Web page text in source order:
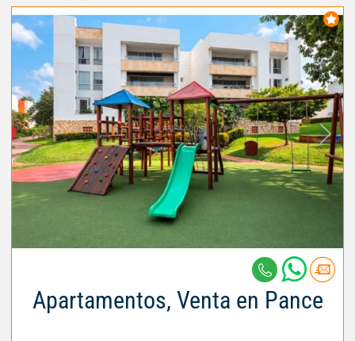
Apartamentos, Venta en Pance